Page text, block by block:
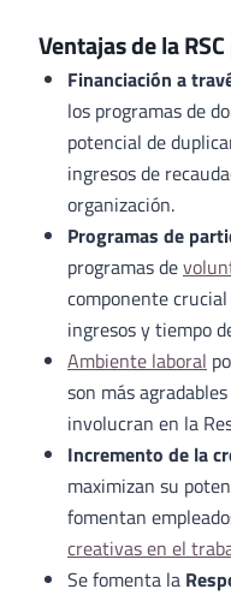
Ventajas de la
Financiación a
los programas de
potencial de
ingresos de
organización.
Programas de
programas de
componente
ingresos y tiempo
Ambiente laboral
son más
involucran en la
Incremento de la
maximizan su
fomentan
creativas en el
Se fomenta la